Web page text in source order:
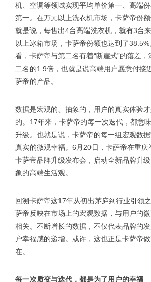
机、空调等领域实现平均单价第一、高端
第一。在万元以上洗衣机市场，卡萨帝份
就是说，每售出4台高端洗衣机，就有3台
以上冰箱市场，卡萨帝份额也达到了
看，卡萨帝与第二名有着“断崖式”的落差
二名的1.9倍，也就是说高端用户愿意付接
萨帝的产品。
数据是宏观的、抽象的，用户的真实体验
的。17年来，卡萨帝的每一次迭代，都意
升级。也就是说，卡萨帝的每一组宏观数
真实的微观幸福。6月20日，卡萨帝在重
卡萨帝品牌升级发布会，启动全新品牌升
象的高端生活观。
回溯卡萨帝这17年从初出茅庐到行业引领
萨帝反映在市场上的宏观数据，与用户的
相关。不断增长的数据，不仅代表品牌的
户幸福感的递增。或许，这也正是卡萨帝
在。
每一次质变与迭代，都是为了用户的幸福